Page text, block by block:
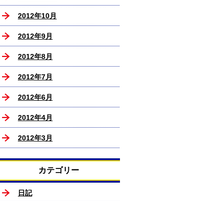
2012年10月
2012年9月
2012年8月
2012年7月
2012年6月
2012年4月
2012年3月
カテゴリー
日記